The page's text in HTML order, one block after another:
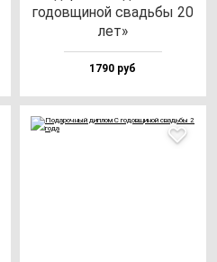
го­дов­щи­ной свадь­бы 20
лет»
1790 руб